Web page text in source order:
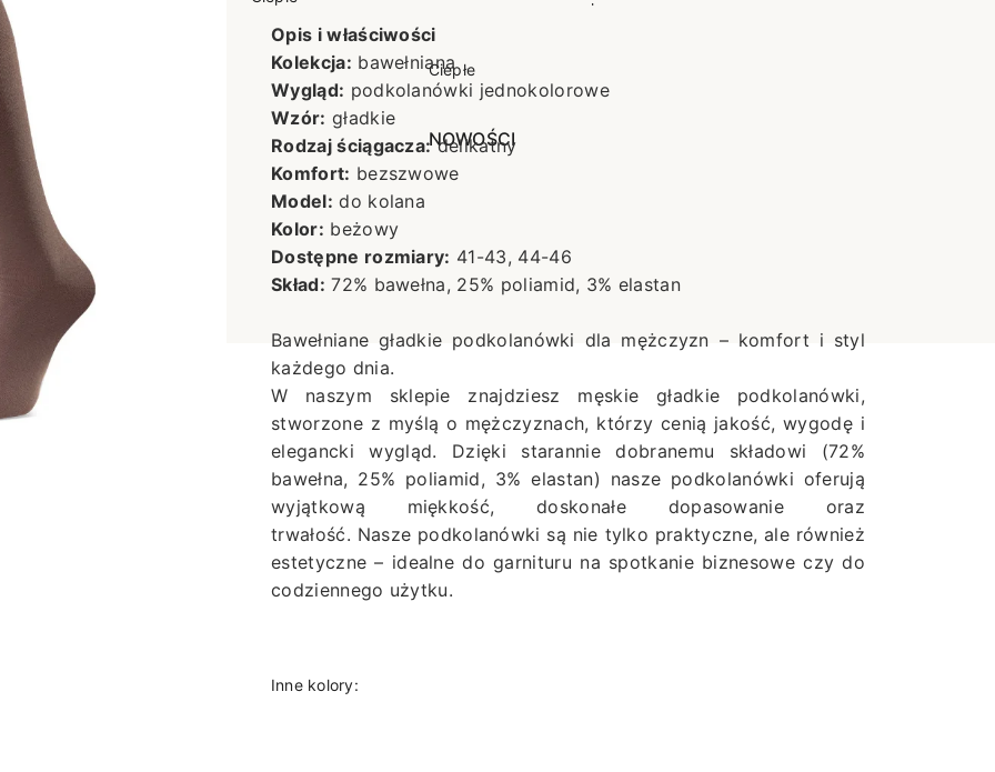
OPAKOWANIA
Antypoślizgowe
Ciepłe
Do spania
Rozmiar XL
Sportowe
Ciepłe
NOWOŚCI
Opis i właściwości
Kolekcja: bawełniana
Wygląd: podkolanówki jednokolorowe
Wzór: gładkie
Rodzaj ściągacza:delikatny
Komfort: bezszwowe
Model: do kolana
Kolor: beżowy
Dostępne rozmiary: 41-43, 44-46
Skład: 72% bawełna, 25% poliamid, 3% elastan
Bawełniane gładkie podkolanówki dla mężczyzn – komfort i styl
każdego dnia.
W naszym sklepie znajdziesz męskie gładkie podkolanówki,
stworzone z myślą o mężczyznach, którzy cenią jakość, wygodę i
elegancki wygląd. Dzięki starannie dobranemu składowi (72%
bawełna, 25% poliamid, 3% elastan) nasze podkolanówki oferują
wyjątkową miękkość, doskonałe dopasowanie oraz
trwałość. Nasze podkolanówki są nie tylko praktyczne, ale również
estetyczne – idealne do garnituru na spotkanie biznesowe czy do
codziennego użytku.
Inne kolory: